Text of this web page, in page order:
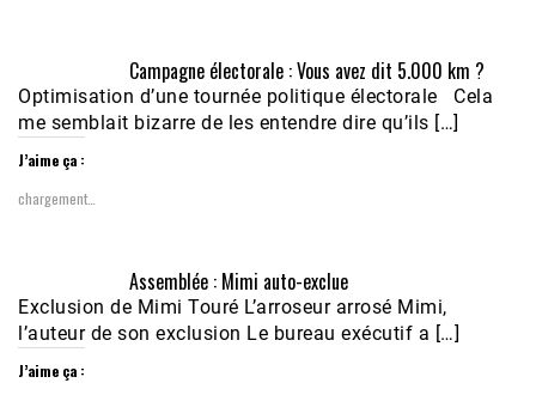
Campagne électorale : Vous avez dit 5.000 km ?
Optimisation d’une tournée politique électorale Cela
me semblait bizarre de les entendre dire qu’ils […]
J’aime ça :
chargement…
Assemblée : Mimi auto-exclue
Exclusion de Mimi Touré L’arroseur arrosé Mimi,
l’auteur de son exclusion Le bureau exécutif a […]
J’aime ça :